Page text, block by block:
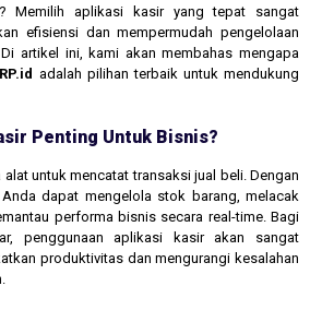
Memilih aplikasi kasir yang tepat sangat
efisiensi dan mempermudah pengelolaan
artikel ini, kami akan membahas mengapa
adalah pilihan terbaik untuk mendukung
Penting Untuk Bisnis?
untuk mencatat transaksi jual beli. Dengan
dapat mengelola stok barang, melacak
performa bisnis secara real-time. Bagi
penggunaan aplikasi kasir akan sangat
produktivitas dan mengurangi kesalahan